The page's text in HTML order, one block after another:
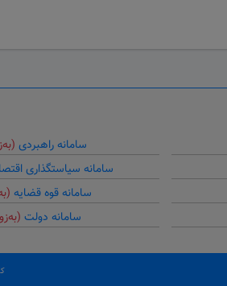
سامانه راهبردی
سامانه سیاستگذاری
سامانه قوه قضایه
سامانه دولت